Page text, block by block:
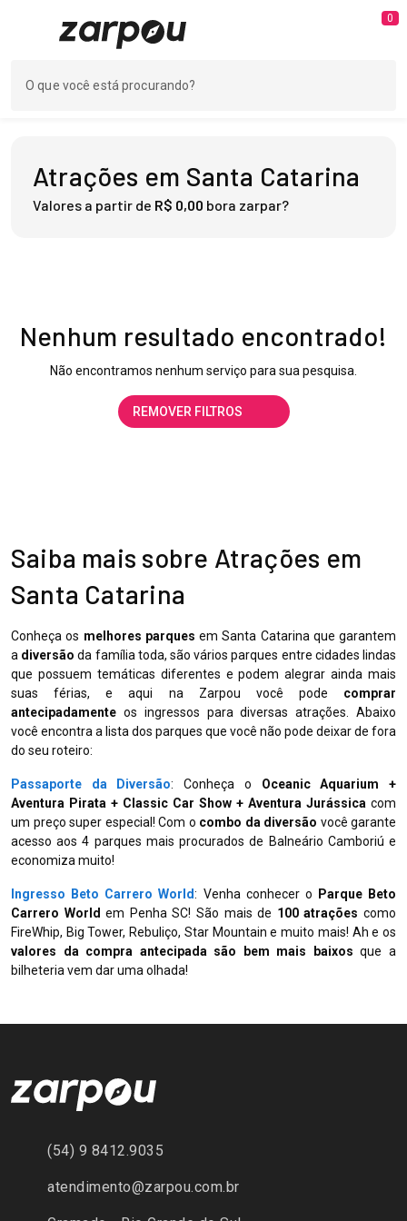
0
Atrações em Santa Catarina
Valores a partir de R$ 0,00 bora zarpar?
Nenhum resultado encontrado!
Não encontramos nenhum serviço para sua pesquisa.
REMOVER FILTROS
Saiba mais sobre Atrações em
Santa Catarina
Conheça os melhores parques em Santa Catarina que garantem
a diversão da família toda, são vários parques entre cidades lindas
que possuem temáticas diferentes e podem alegrar ainda mais
suas férias, e aqui na Zarpou você pode comprar
antecipadamente os ingressos para diversas atrações. Abaixo
você encontra a lista dos parques que você não pode deixar de fora
do seu roteiro:
Passaporte da Diversão: Conheça o Oceanic Aquarium +
Aventura Pirata + Classic Car Show + Aventura Jurássica com
um preço super especial! Com o combo da diversão você garante
acesso aos 4 parques mais procurados de Balneário Camboriú e
economiza muito!
Ingresso Beto Carrero World: Venha conhecer o
Parque Beto
Carrero World em Penha SC! São mais de 100 atrações como
FireWhip, Big Tower, Rebuliço, Star Mountain e muito mais! Ah e os
valores da compra antecipada são bem mais baixos que a
bilheteria vem dar uma olhada!
(54) 9 8412.9035
atendimento@zarpou.com.br